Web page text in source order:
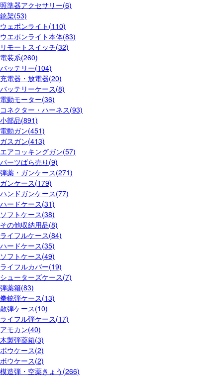
照準器アクセサリー(6)
銃架(53)
ウェポンライト(110)
ウエポンライト本体(83)
リモートスイッチ(32)
電装系(260)
バッテリー(104)
充電器・放電器(20)
バッテリーケース(8)
電動モーター(36)
コネクター・ハーネス(93)
小部品(891)
電動ガン(451)
ガスガン(413)
エアコッキングガン(57)
パーツばら売り(9)
弾薬・ガンケース(271)
ガンケース(179)
ハンドガンケース(77)
ハードケース(31)
ソフトケース(38)
その他収納用品(8)
ライフルケース(84)
ハードケース(35)
ソフトケース(49)
ライフルカバー(19)
シューターズケース(7)
弾薬箱(83)
拳銃弾ケース(13)
散弾ケース(10)
ライフル弾ケース(17)
アモカン(40)
木製弾薬箱(3)
ボウケース(2)
ボウケース(2)
模造弾・空薬きょう(266)